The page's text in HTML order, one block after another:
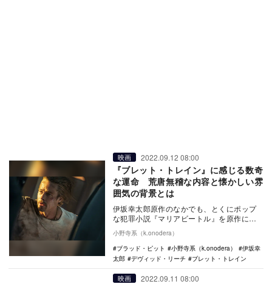
映画 2022.09.12 08:00
『ブレット・トレイン』に感じる数奇
な運命 荒唐無稽な内容と懐かしい雰
囲気の背景とは
伊坂幸太郎原作のなかでも、とくにポップ
な犯罪小説『マリアビートル』を原作に、
ブラッド・ピットをはじめとした、アメリ
カの豪華キャス…
小野寺系（k.onodera）
ブラッド・ピット
小野寺系（k.onodera）
伊坂幸
太郎
デヴィッド・リーチ ブレット・トレイン
映画 2022.09.11 08:00